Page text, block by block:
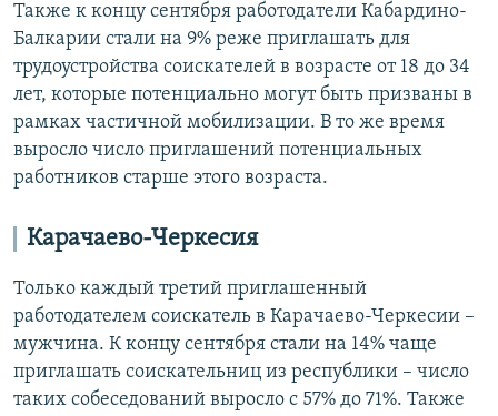
Также к концу сентября работодатели Кабардино-
Балкарии стали на 9% реже приглашать для
трудоустройства соискателей в возрасте от 18 до 34
лет, которые потенциально могут быть призваны в
рамках частичной мобилизации. В то же время
выросло число приглашений потенциальных
работников старше этого возраста.
Карачаево-Черкесия
Только каждый третий приглашенный
работодателем соискатель в Карачаево-Черкесии –
мужчина. К концу сентября стали на 14% чаще
приглашать соискательниц из республики – число
таких собеседований выросло с 57% до 71%. Также